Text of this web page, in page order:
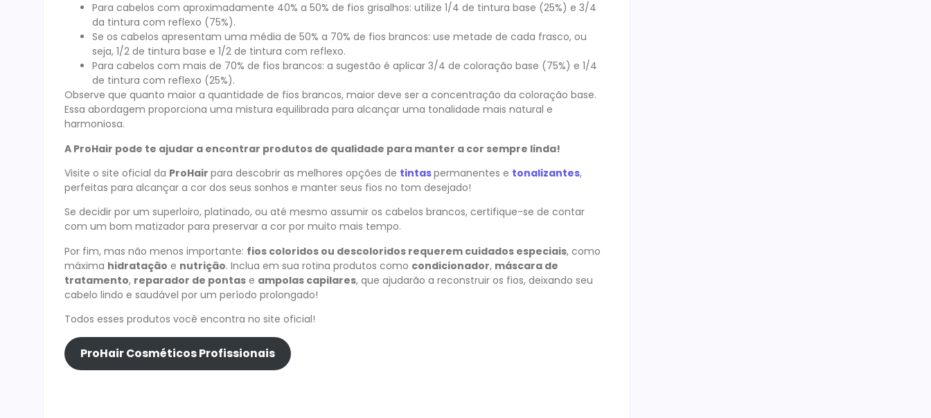
Para cabelos com aproximadamente 40% a 50% de fios grisalhos: utilize 1/4 de tintura base (25%) e 3/4
da tintura com reflexo (75%).
Se os cabelos apresentam uma média de 50% a 70% de fios brancos: use metade de cada frasco, ou
seja, 1/2 de tintura base e 1/2 de tintura com reflexo.
Para cabelos com mais de 70% de fios brancos: a sugestão é aplicar 3/4 de coloração base (75%) e 1/4
de tintura com reflexo (25%).
Observe que quanto maior a quantidade de fios brancos, maior deve ser a concentração da coloração base.
Essa abordagem proporciona uma mistura equilibrada para alcançar uma tonalidade mais natural e
harmoniosa.
A ProHair pode te ajudar a encontrar produtos de qualidade para manter a cor sempre linda!
Visite o site oficial da ProHair para descobrir as melhores opções de tintaspermanentes e tonalizantes,
perfeitas para alcançar a cor dos seus sonhos e manter seus fios no tom desejado!
Se decidir por um superloiro, platinado, ou até mesmo assumir os cabelos brancos, certifique-se de contar
com um bom matizador para preservar a cor por muito mais tempo.
Por fim, mas não menos importante: fios coloridos ou descoloridos requerem cuidados especiais, como
máxima hidratação e nutrição. Inclua em sua rotina produtos como condicionador, máscara de
tratamento, reparador de pontas e ampolas capilares, que ajudarão a reconstruir os fios, deixando seu
cabelo lindo e saudável por um período prolongado!
Todos esses produtos você encontra no site oficial!
ProHair Cosméticos Profissionais